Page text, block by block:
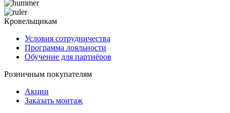
Кровельщикам
Условия сотрудничества
Программа лояльности
Обучение для партнёров
Розничным покупателям
Акции
Заказать монтаж